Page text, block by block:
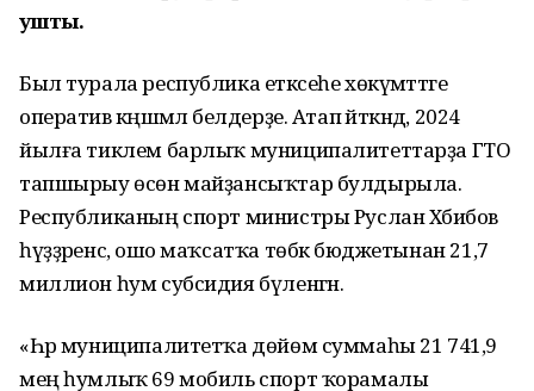
ҡушты.
Был турала республика етәксеһе хөкүмәттәге
оператив кәңәшмәлә белдерҙе. Атап әйткәндә, 2024
йылға тиклем барлыҡ муниципалитеттарҙа ГТО
тапшырыу өсөн майҙансыҡтар булдырыла.
Республиканың спорт министры Руслан Хәбибов
һүҙҙәренсә, ошо маҡсатҡа төбәк бюджетынан 21,7
миллион һум субсидия бүленгән.
«Һәр муниципалитетҡа дөйөм суммаһы 21 741,9
мең һумлыҡ 69 мобиль спорт ҡорамалы